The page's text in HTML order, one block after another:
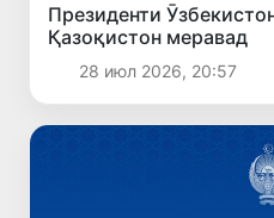
Президенти
Қазоқистон меравад
28 июл 2026, 20:57